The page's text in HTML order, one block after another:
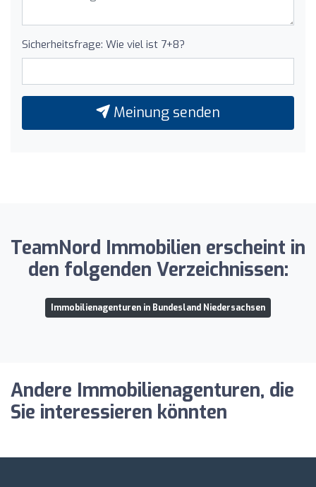
Sicherheitsfrage: Wie viel ist 7+8?
Meinung senden
TeamNord Immobilien erscheint in
den folgenden Verzeichnissen:
Immobilienagenturen in Bundesland Niedersachsen
Andere Immobilienagenturen, die
Sie interessieren könnten